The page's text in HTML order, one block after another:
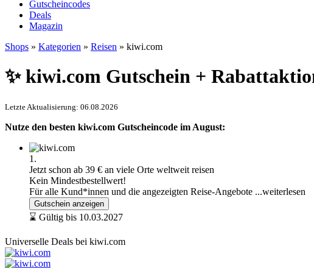
Gutscheincodes
Deals
Magazin
Shops » Kategorien » Reisen » kiwi.com
✨ kiwi.com Gutschein +
Letzte Aktualisierung: 06.08.2026
Nutze den besten kiwi.com Gutscheincode im August:
1.
Jetzt schon ab 39 € an viele Orte weltweit reisen
Kein Mindestbestellwert!
Für alle Kund*innen und die angezeigten Reise-Angebote ...weiterlesen
Gutschein anzeigen
⌛ Gültig bis 10.03.2027
Universelle Deals bei kiwi.com